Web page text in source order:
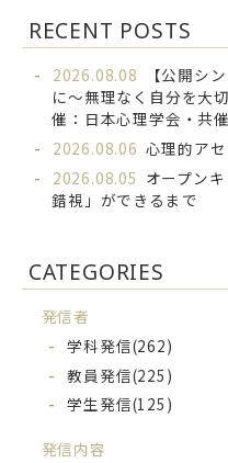
RECENT POSTS
2026.08.08
【公開シ
に～無理なく自分を大
催：日本心理学会・共
2026.08.06 心理的ア
2026.08.05 オープン
錯視」ができるまで
CATEGORIES
発信者
学科発信(262)
教員発信(225)
学生発信(125)
発信内容